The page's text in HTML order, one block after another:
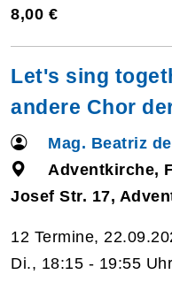
8,00 €
Let's sing
andere Chor
Mag. Beatriz
Adventkirche,
Josef Str. 17,
12 Termine,
Di., 18:15 - 19:55 Uhr